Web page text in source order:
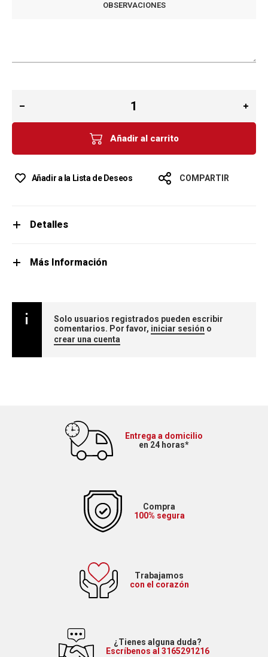
OBSERVACIONES
Añadir al carrito
Añadir a la Lista de Deseos COMPARTIR
Detalles
Más Información
Solo usuarios registrados pueden escribir
comentarios. Por favor, iniciar sesión o
crear una cuenta
Entrega a domicilio
en 24 horas*
Compra
100% segura
Trabajamos
con el corazón
¿Tienes alguna duda?
Escríbenos al 3165291216